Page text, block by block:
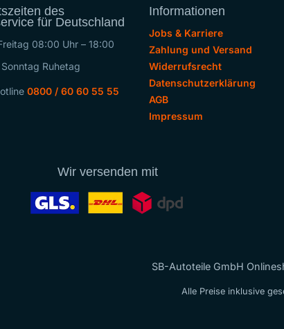
des
für Deutschland
08:00 Uhr – 18:00
Ruhetag
0800 / 60 60 55 55
Informationen
Jobs & Karriere
Zahlung und Versand
Widerrufsrecht
Datenschutzerklärung
AGB
Impressum
Wir versenden mit
SB-Autoteile GmbH
Alle Preise inklusive